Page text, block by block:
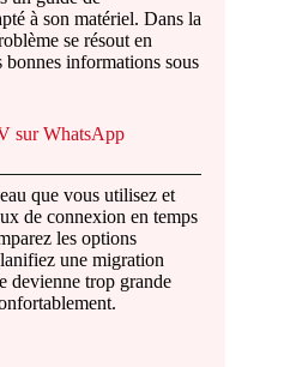
à son matériel. Dans la
se résout en
informations sous
sur WhatsApp
que vous utilisez et
de connexion en temps
les options
une migration
devienne trop grande